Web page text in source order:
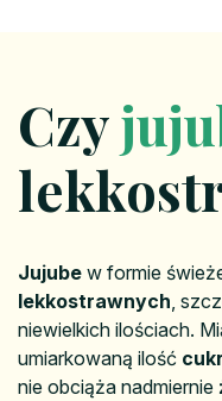
Czy
Jujube w formie
lekkostrawnych ,
niewielkich ilościach.
umiarkowaną ilość
nie obciąża nadmiernie